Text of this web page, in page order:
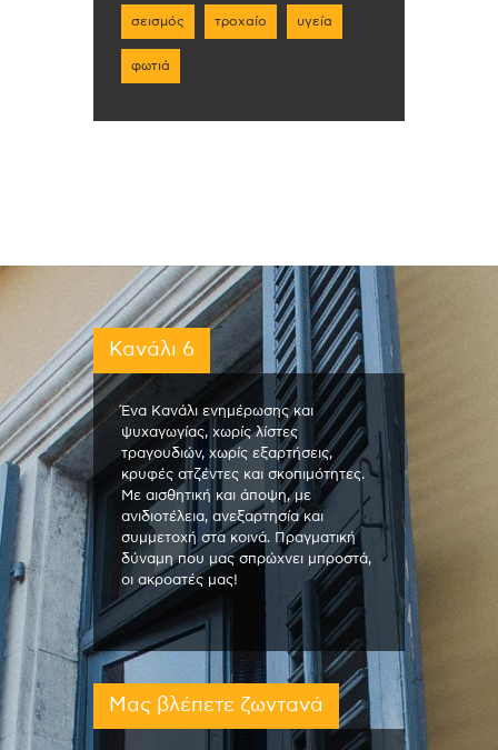
σεισμός τροχαίο υγεία
φωτιά
Κανάλι 6
Ένα Κανάλι ενημέρωσης και
ψυχαγωγίας, χωρίς λίστες
τραγουδιών, χωρίς εξαρτήσεις,
κρυφές ατζέντες και σκοπιμότητες.
Με αισθητική και άποψη, με
ανιδιοτέλεια, ανεξαρτησία και
συμμετοχή στα κοινά. Πραγματική
δύναμη που μας σπρώχνει μπροστά,
οι ακροατές μας!
Μας βλέπετε ζωντανά